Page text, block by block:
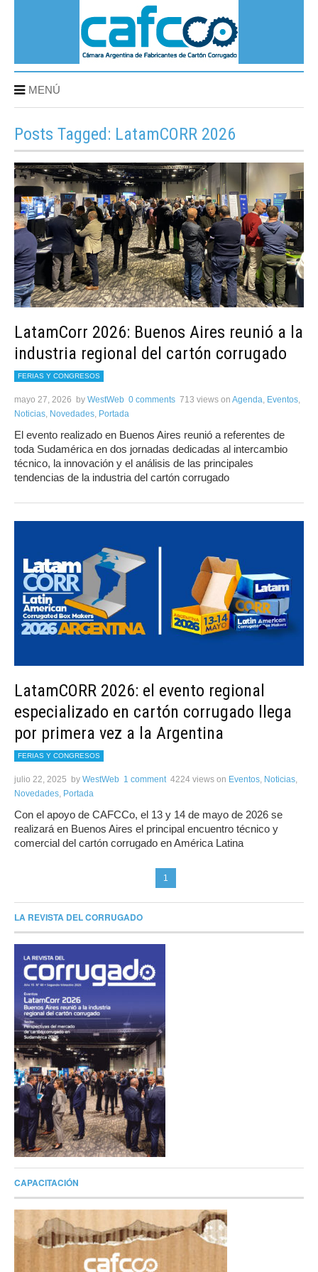
MENÚ
Posts Tagged: LatamCORR 2026
LatamCorr 2026: Buenos Aires reunió a la
industria regional del cartón corrugado
FERIAS Y CONGRESOS
mayo 27, 2026 by WestWeb 0 comments 713 views on Agenda, Eventos,
Noticias, Novedades, Portada
El evento realizado en Buenos Aires reunió a referentes de
toda Sudamérica en dos jornadas dedicadas al intercambio
técnico, la innovación y el análisis de las principales
tendencias de la industria del cartón corrugado
LatamCORR 2026: el evento regional
especializado en cartón corrugado llega
por primera vez a la Argentina
FERIAS Y CONGRESOS
julio 22, 2025 by WestWeb 1 comment 4224 views on Eventos, Noticias,
Novedades, Portada
Con el apoyo de CAFCCo, el 13 y 14 de mayo de 2026 se
realizará en Buenos Aires el principal encuentro técnico y
comercial del cartón corrugado en América Latina
1
LA REVISTA DEL CORRUGADO
CAPACITACIÓN